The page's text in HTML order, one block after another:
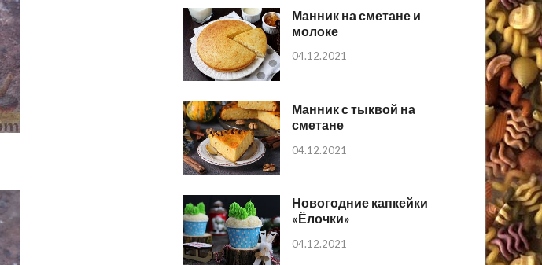
Манник на сметане и
молоке
04.12.2021
Манник с тыквой на
сметане
04.12.2021
Новогодние капкейки
«Ёлочки»
04.12.2021